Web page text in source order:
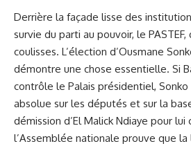
Derrière la façade lisse des
survie du parti au pouvoir, le
coulisses. L’élection d’Ousmane
démontre une chose essentielle. Si
contrôle le Palais présidentiel,
absolue sur les députés et sur la
démission d’El Malick Ndiaye pour lui
l’Assemblée nationale prouve que